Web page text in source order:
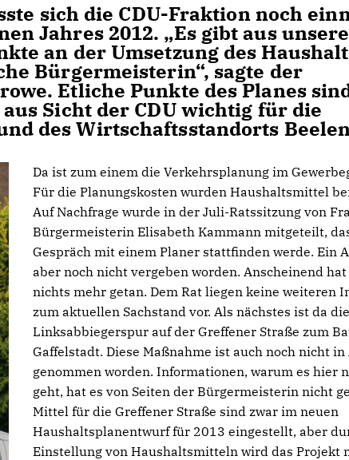
sich die CDU-Fraktion noch
Jahres 2012. „Es gibt aus
an der Umsetzung des
Bürgermeisterin“, sagte der
Etliche Punkte des Planes
Sicht der CDU wichtig für die
des Wirtschaftsstandorts
Da ist zum einem die Verkehrsplanung im
Für die Planungskosten wurden Haushaltsmittel
Auf Nachfrage wurde in der Juli-Ratssitzung von
Bürgermeisterin Elisabeth Kammann mitgeteilt,
Gespräch mit einem Planer stattfinden werde. Ein
aber noch nicht vergeben worden. Anscheinend
nichts mehr getan. Dem Rat liegen keine weiteren
zum aktuellen Sachstand vor. Als nächstes ist da die
Linksabbiegerspur auf der Greffener Straße zum
Gaffelstadt. Diese Maßnahme ist auch noch nicht
genommen worden. Informationen, warum es hier
geht, hat es von Seiten der Bürgermeisterin nicht
Mittel für die Greffener Straße sind zwar im neuen
Haushaltsplanentwurf für 2013 eingestellt, aber
Einstellung von Haushaltsmitteln wird das Projekt